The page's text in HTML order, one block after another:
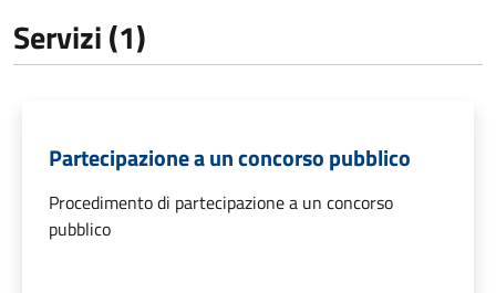
Servizi (1)
Partecipazione a un concorso pubblico
Procedimento di partecipazione a un concorso
pubblico